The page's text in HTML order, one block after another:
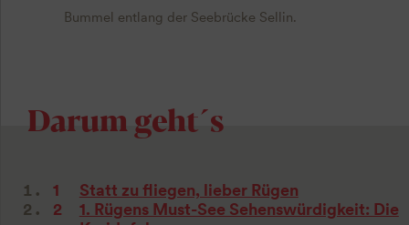
Bummel entlang der Seebrücke Sellin.
Darum geht´s
Statt zu fliegen, lieber Rügen
1. Rügens Must-See Sehenswürdigkeit: Die